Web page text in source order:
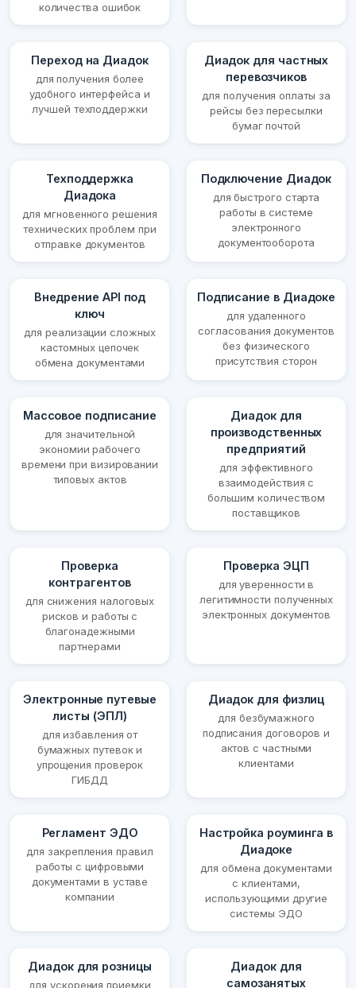
количества ошибок
Переход на Диадок
для получения более
удобного интерфейса и
лучшей техподдержки
Диадок для частных
перевозчиков
для получения оплаты за
рейсы без пересылки
бумаг почтой
Техподдержка
Диадока
для мгновенного решения
технических проблем при
отправке документов
Подключение Диадок
для быстрого старта
работы в системе
электронного
документооборота
Внедрение API под
ключ
для реализации сложных
кастомных цепочек
обмена документами
Подписание в Диадоке
для удаленного
согласования документов
без физического
присутствия сторон
Массовое подписание
для значительной
экономии рабочего
времени при визировании
типовых актов
Диадок для
производственных
предприятий
для эффективного
взаимодействия с
большим количеством
поставщиков
Проверка
контрагентов
для снижения налоговых
рисков и работы с
благонадежными
партнерами
Проверка ЭЦП
для уверенности в
легитимности полученных
электронных документов
Электронные путевые
листы (ЭПЛ)
для избавления от
бумажных путевок и
упрощения проверок
ГИБДД
Диадок для физлиц
для безбумажного
подписания договоров и
актов с частными
клиентами
Регламент ЭДО
для закрепления правил
работы с цифровыми
документами в уставе
компании
Настройка роуминга в
Диадоке
для обмена документами
с клиентами,
использующими другие
системы ЭДО
Диадок для розницы
для ускорения приемки
Диадок для
самозанятых